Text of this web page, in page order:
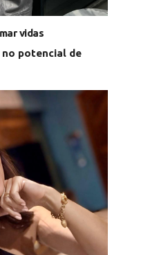
vidas
no potencial de